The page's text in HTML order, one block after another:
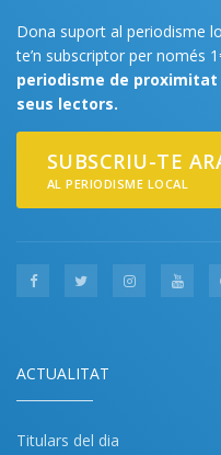
Dona suport al periodisme
te’n subscriptor per només
periodisme de
seus lectors.
SUBSCRIU-TE
AL PERIODISME LOCAL
ACTUALITAT
Titulars del dia